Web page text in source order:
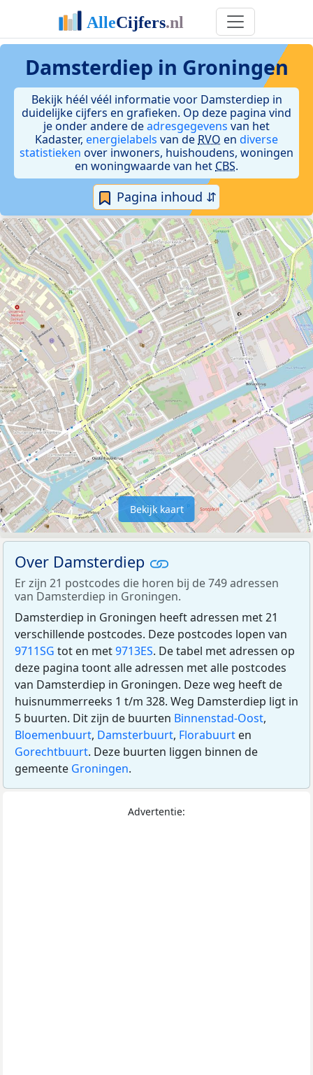
Damsterdiep in Groningen
Bekijk héél véél informatie voor Damsterdiep in
duidelijke cijfers en grafieken. Op deze pagina vind
je onder andere deadresgegevens van het
Kadaster, energielabels van de RVO en diverse
statistieken over inwoners, huishoudens, woningen
en woningwaarde van het CBS.
Pagina inhoud ⇵
Bekijk kaart
Over Damsterdiep
Er zijn 21 postcodes die horen bij de 749 adressen
van Damsterdiep in Groningen.
Damsterdiep in Groningen heeft adressen met 21
verschillende postcodes. Deze postcodes lopen van
9711SG tot en met9713ES. De tabel met adressen op
deze pagina toont alle adressen met alle postcodes
van Damsterdiep in Groningen. Deze weg heeft de
huisnummerreeks 1 t/m 328. Weg Damsterdiep ligt in
5 buurten. Dit zijn de buurten Binnenstad-Oost,
Bloemenbuurt, Damsterbuurt, Florabuurt en
Gorechtbuurt. Deze buurten liggen binnen de
gemeente Groningen.
Advertentie: